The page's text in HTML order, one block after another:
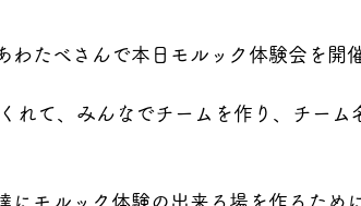
たべさんで本日モルック体験会を開
れて、みんなでチームを作り、チーム
にモルック体験の出来る場を作るため